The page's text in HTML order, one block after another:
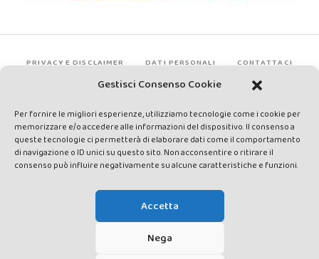
Gestisci Consenso Cookie
Per fornire le migliori esperienze, utilizziamo tecnologie come i cookie per
memorizzare e/o accedere alle informazioni del dispositivo. Il consenso a
queste tecnologie ci permetterà di elaborare dati come il comportamento
di navigazione o ID unici su questo sito. Non acconsentire o ritirare il
consenso può influire negativamente su alcune caratteristiche e funzioni.
Accetta
Nega
PRIVACY E DISCLAIMER DATI PERSONALI CONTATTACI
rights reserved - Testata registrata presso il Tribunale di Siena con
autorizzazione n°1 del 12/04/2014 - Direttrice Responsabile: Chiara
Cacace - E-mail: direzione@lavaldichiana.it - Editore: Valdichiana
Media Srl – P.IVA e C.F. 01377300528 –